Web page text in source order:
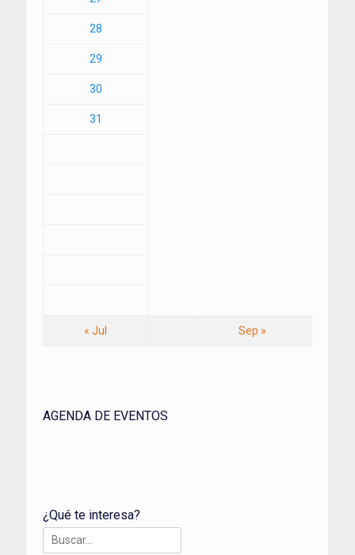
28
29
30
31
« Jul Sep »
AGENDA DE EVENTOS
¿Qué te interesa?
Buscar: